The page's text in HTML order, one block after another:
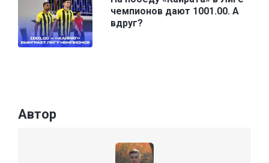
чемпионов дают 1001.00. А
вдруг?
Автор